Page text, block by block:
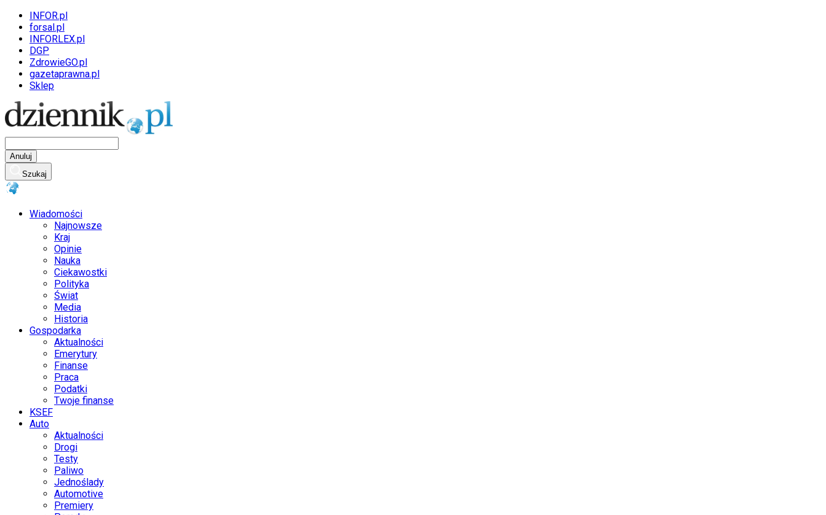
INFOR.pl
forsal.pl
INFORLEX.pl
DGP
ZdrowieGO.pl
gazetaprawna.pl
Sklep
Anuluj
Szukaj
Wiadomości
Najnowsze
Kraj
Opinie
Nauka
Ciekawostki
Polityka
Świat
Media
Historia
Gospodarka
Aktualności
Emerytury
Finanse
Praca
Podatki
Twoje finanse
KSEF
Auto
Aktualności
Drogi
Testy
Paliwo
Jednoślady
Automotive
Premiery